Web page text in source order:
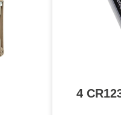
4 CR123A